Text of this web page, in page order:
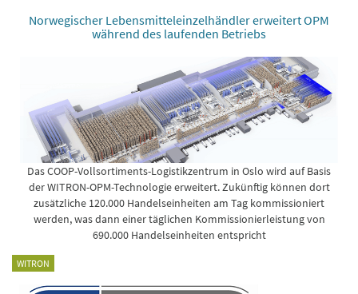
Norwegischer Lebensmitteleinzelhändler erweitert OPM
während des laufenden Betriebs
Das COOP-Vollsortiments-Logistikzentrum in Oslo wird auf Basis
der WITRON-OPM-Technologie erweitert. Zukünftig können dort
zusätzliche 120.000 Handelseinheiten am Tag kommissioniert
werden, was dann einer täglichen Kommissionierleistung von
690.000 Handelseinheiten entspricht
WITRON